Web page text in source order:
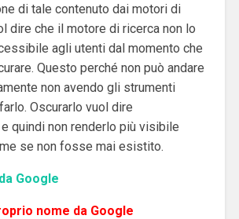
di tale contenuto dai motori di
dire che il motore di ricerca non lo
agli utenti dal momento che
Questo perché non può andare
non avendo gli strumenti
Oscurarlo vuol dire
quindi non renderlo più visibile
se non fosse mai esistito.
Google
nome da Google